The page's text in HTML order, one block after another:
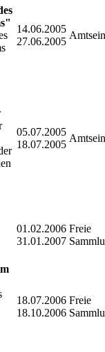
14.06.2005
27.06.2005
05.07.2005
18.07.2005
01.02.2006
31.01.2007
Freie
18.07.2006
18.10.2006
Freie